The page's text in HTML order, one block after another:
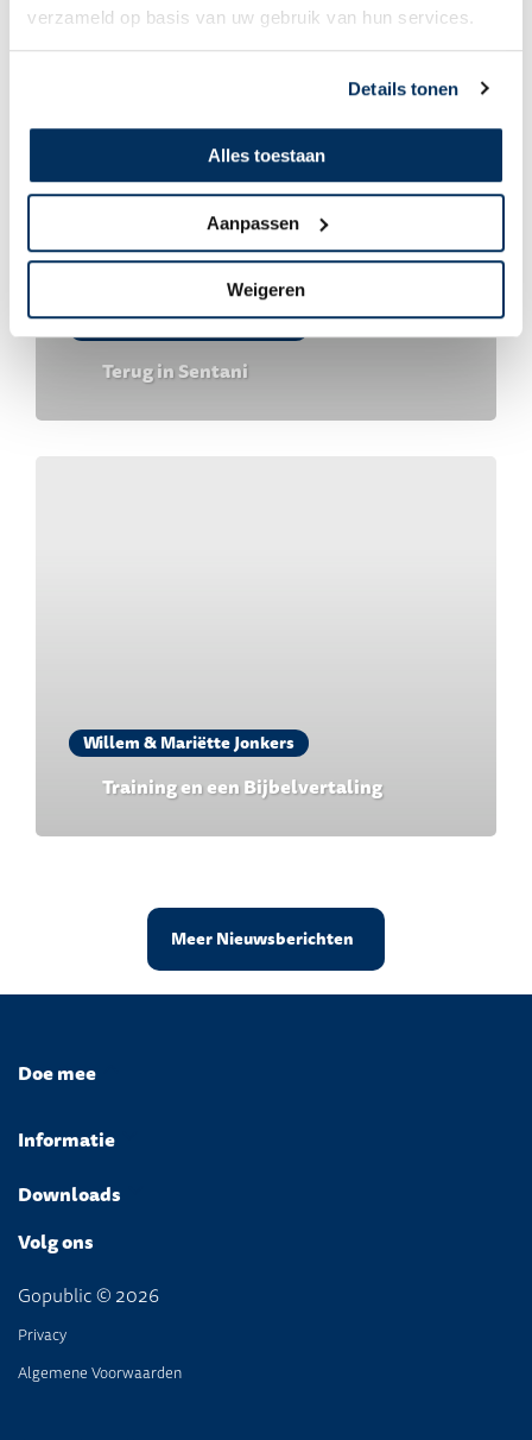
verzameld op basis van uw gebruik van hun services.
Details tonen
Alles toestaan
Aanpassen
Weigeren
Willem & Mariëtte Jonkers
Terug in Sentani
Willem & Mariëtte Jonkers
Training en een Bijbelvertaling
Meer Nieuwsberichten
Doe mee
Informatie
Downloads
Volg ons
Gopublic © 2026
Privacy
Algemene Voorwaarden